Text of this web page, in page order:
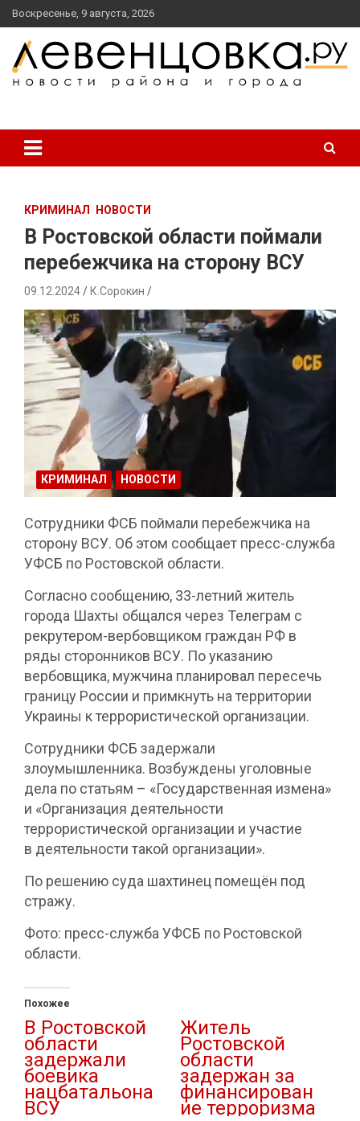
перейти
к
содержанию
Воскресенье, 9 августа, 2026
КРИМИНАЛ НОВОСТИ
В Ростовской области поймали
перебежчика на сторону ВСУ
09.12.2024 К.Сорокин
КРИМИНАЛ НОВОСТИ
Сотрудники ФСБ поймали перебежчика на
сторону ВСУ. Об этом сообщает пресс-служба
УФСБ по Ростовской области.
Согласно сообщению, 33-летний житель
города Шахты общался через Телеграм с
рекрутером-вербовщиком граждан РФ в
ряды сторонников ВСУ. По указанию
вербовщика, мужчина планировал пересечь
границу России и примкнуть на территории
Украины к террористической организации.
Сотрудники ФСБ задержали
злоумышленника. Возбуждены уголовные
дела по статьям – «Государственная измена»
и «Организация деятельности
террористической организации и участие
в деятельности такой организации».
По решению суда шахтинец помещён под
стражу.
Фото: пресс-служба УФСБ по Ростовской
области.
Похожее
В Ростовской
области
задержали
боевика
нацбатальона
ВСУ
Житель
Ростовской
области
задержан за
финансирован
ие терроризма